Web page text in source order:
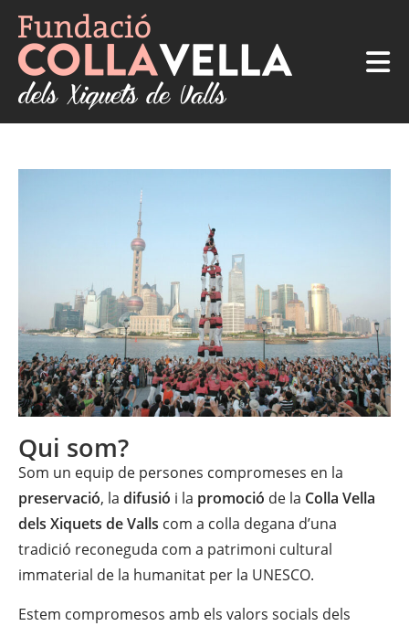
Qui som?
Som un equip de persones compromeses en la
preservació, la difusió i la promoció de la Colla Vella
dels Xiquets de Valls com a colla degana d’una
tradició reconeguda com a patrimoni cultural
immaterial de la humanitat per la UNESCO.
Estem compromesos amb els valors socials dels